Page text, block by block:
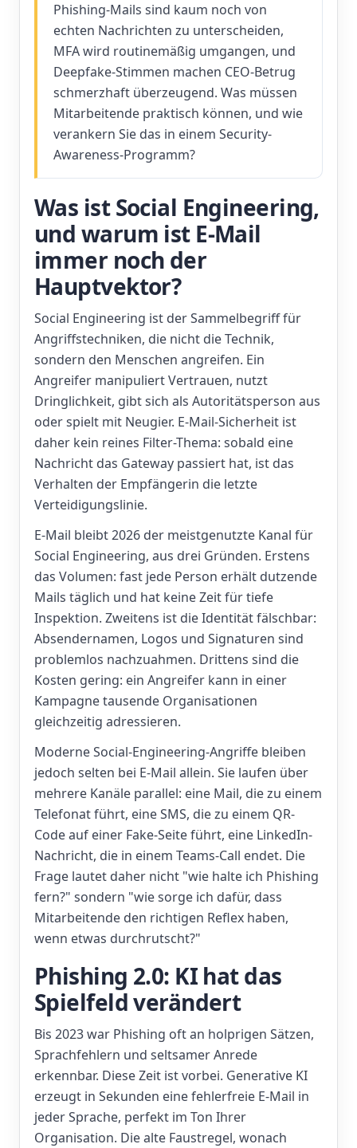
Phishing-Mails sind kaum noch von
echten Nachrichten zu unterscheiden,
MFA wird routinemäßig umgangen, und
Deepfake-Stimmen machen CEO-Betrug
schmerzhaft überzeugend. Was müssen
Mitarbeitende praktisch können, und wie
verankern Sie das in einem Security-
Awareness-Programm?
Was ist Social Engineering,
und warum ist E-Mail
immer noch der
Hauptvektor?
Social Engineering ist der Sammelbegriff für
Angriffstechniken, die nicht die Technik,
sondern den Menschen angreifen. Ein
Angreifer manipuliert Vertrauen, nutzt
Dringlichkeit, gibt sich als Autoritätsperson aus
oder spielt mit Neugier. E-Mail-Sicherheit ist
daher kein reines Filter-Thema: sobald eine
Nachricht das Gateway passiert hat, ist das
Verhalten der Empfängerin die letzte
Verteidigungslinie.
E-Mail bleibt 2026 der meistgenutzte Kanal für
Social Engineering, aus drei Gründen. Erstens
das Volumen: fast jede Person erhält dutzende
Mails täglich und hat keine Zeit für tiefe
Inspektion. Zweitens ist die Identität fälschbar:
Absendernamen, Logos und Signaturen sind
problemlos nachzuahmen. Drittens sind die
Kosten gering: ein Angreifer kann in einer
Kampagne tausende Organisationen
gleichzeitig adressieren.
Moderne Social-Engineering-Angriffe bleiben
jedoch selten bei E-Mail allein. Sie laufen über
mehrere Kanäle parallel: eine Mail, die zu einem
Telefonat führt, eine SMS, die zu einem QR-
Code auf einer Fake-Seite führt, eine LinkedIn-
Nachricht, die in einem Teams-Call endet. Die
Frage lautet daher nicht "wie halte ich Phishing
fern?" sondern "wie sorge ich dafür, dass
Mitarbeitende den richtigen Reflex haben,
wenn etwas durchrutscht?"
Phishing 2.0: KI hat das
Spielfeld verändert
Bis 2023 war Phishing oft an holprigen Sätzen,
Sprachfehlern und seltsamer Anrede
erkennbar. Diese Zeit ist vorbei. Generative KI
erzeugt in Sekunden eine fehlerfreie E-Mail in
jeder Sprache, perfekt im Ton Ihrer
Organisation. Die alte Faustregel, wonach